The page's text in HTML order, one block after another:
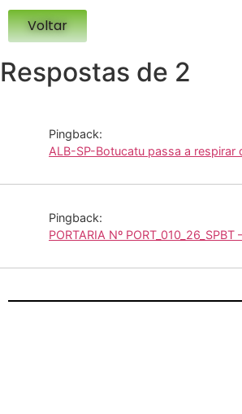
Voltar
Respostas de 2
Pingback:
ALB-SP-Botucatu passa a respirar
Pingback:
PORTARIA Nº